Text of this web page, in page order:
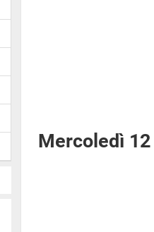
Mercoledì